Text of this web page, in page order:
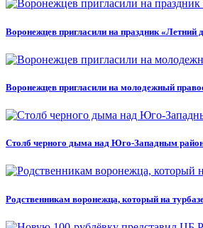
Воронежцев пригласили на праздник «Летний
Воронежцев пригласили на молодежный
Столб черного дыма над Юго-Западным
Родственникам воронежца, который на